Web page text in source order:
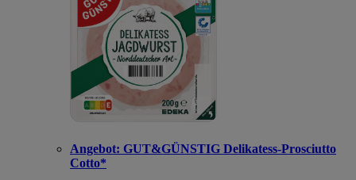
Angebot: GUT&GÜNSTIG Delikatess-Prosciutto
Cotto*